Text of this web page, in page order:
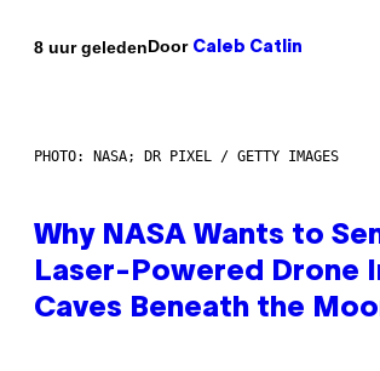
8 uur geledenDoor Caleb Catlin
PHOTO: NASA; DR PIXEL / GETTY IMAGES
Why NASA Wants to
Laser-Powered Drone
Caves Beneath the